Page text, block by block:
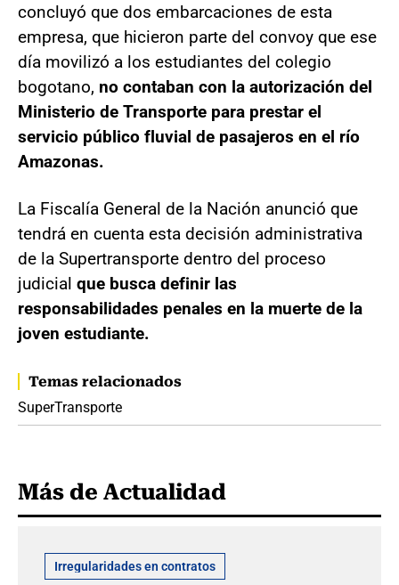
concluyó que dos embarcaciones de esta
empresa, que hicieron parte del convoy que ese
día movilizó a los estudiantes del colegio
bogotano, no contaban con la autorización del
Ministerio de Transporte para prestar el
servicio público fluvial de pasajeros en el río
Amazonas.
La Fiscalía General de la Nación anunció que
tendrá en cuenta esta decisión administrativa
de la Supertransporte dentro del proceso
judicial que busca definir las
responsabilidades penales en la muerte de la
joven estudiante.
Temas relacionados
SuperTransporte
Más de Actualidad
Irregularidades en contratos